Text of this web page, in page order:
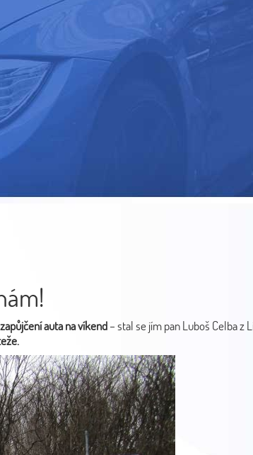
auta na víkend– stal se jím pan Luboš Celba